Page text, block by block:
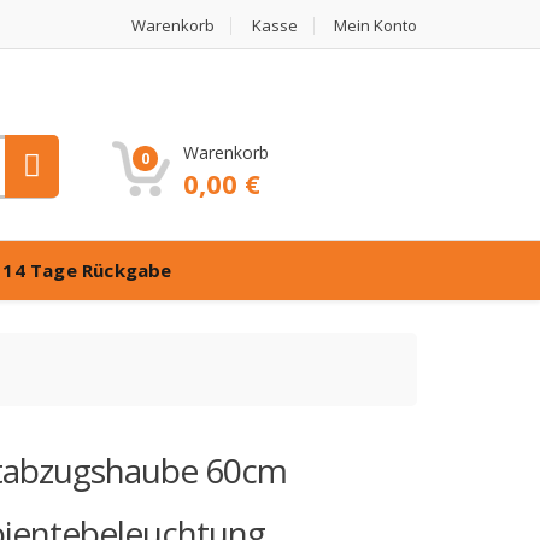
Warenkorb Kasse Mein Konto
0 Warenkorb
0,00 €
14 Tage Rückgabe
60cm